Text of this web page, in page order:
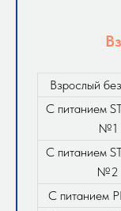
Взрослый
С питанием
№1
С питанием
№2
С питанием